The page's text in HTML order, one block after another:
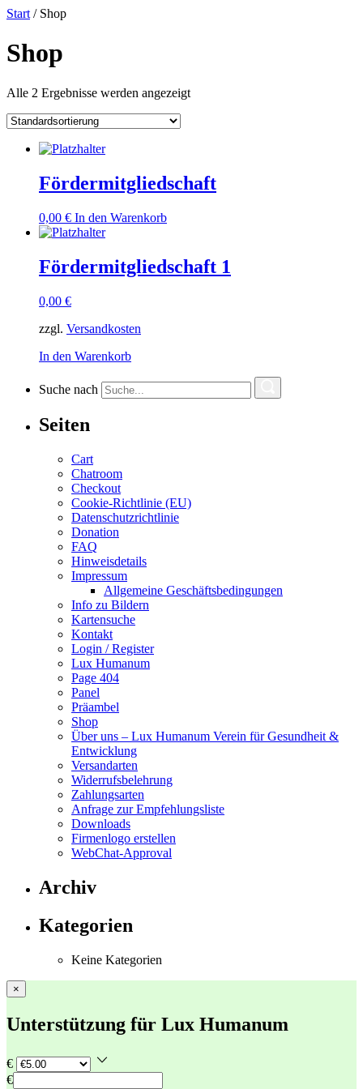
Start / Shop
Shop
Alle 2 Ergebnisse werden angezeigt
Fördermitgliedschaft
0,00 € In den Warenkorb
Fördermitgliedschaft 1
0,00 €
zzgl. Versandkosten
In den Warenkorb
Suche nach
Seiten
Cart
Chatroom
Checkout
Cookie-Richtlinie (EU)
Datenschutzrichtlinie
Donation
FAQ
Hinweisdetails
Impressum
Allgemeine Geschäftsbedingungen
Info zu Bildern
Kartensuche
Kontakt
Login / Register
Lux Humanum
Page 404
Panel
Präambel
Shop
Über uns – Lux Humanum Verein für Gesundheit &
Entwicklung
Versandarten
Widerrufsbelehrung
Zahlungsarten
Anfrage zur Empfehlungsliste
Downloads
Firmenlogo erstellen
WebChat-Approval
Archiv
Kategorien
Keine Kategorien
×
Unterstützung für Lux Humanum
€
€